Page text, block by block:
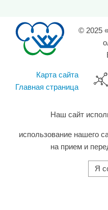
© 2025
Карта сайта
Главная страница
Наш сайт
использование нашего
на прием и
Я